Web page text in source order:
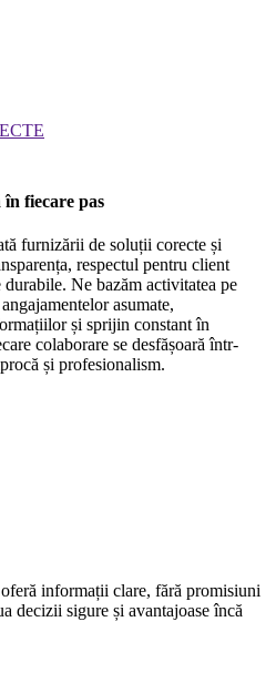
fiecare pas
furnizării de soluții corecte și
respectul pentru client
durabile. Ne bazăm activitatea pe
asumate,
și sprijin constant în
colaborare se desfășoară într-
și profesionalism.
informații clare, fără promisiuni
decizii sigure și avantajoase încă